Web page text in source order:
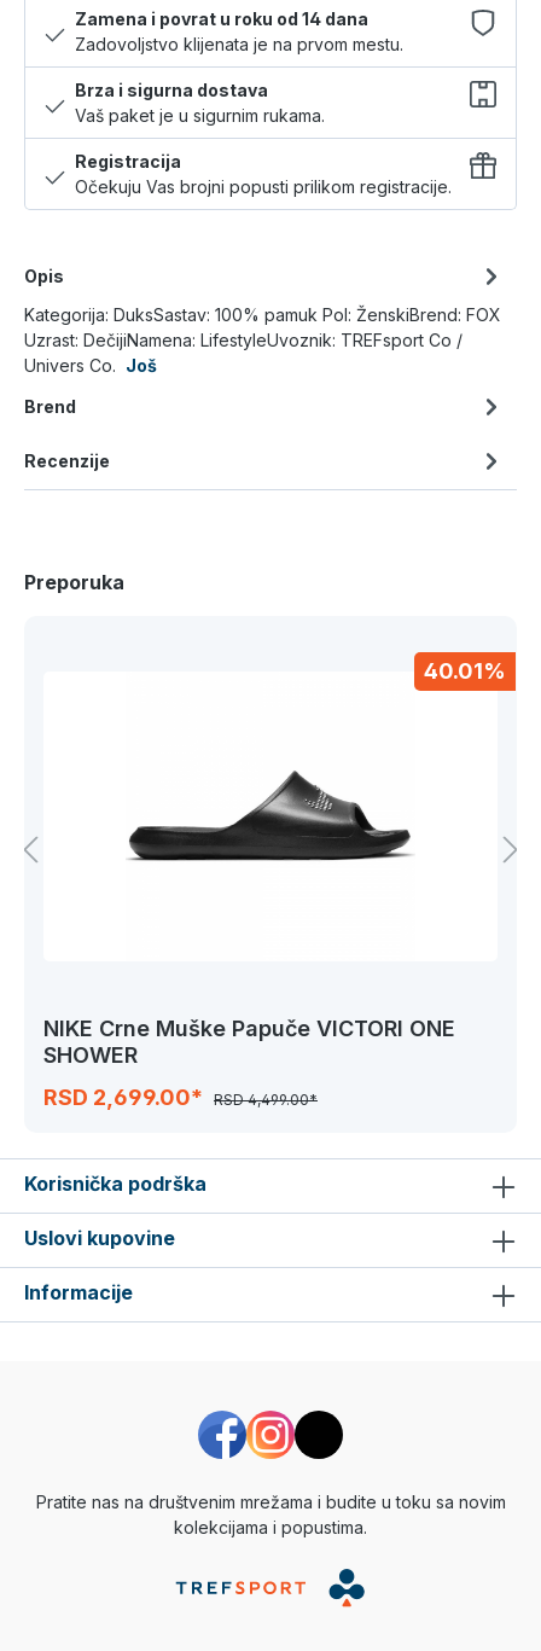
Zamena i povrat u roku od 14 dana
Zadovoljstvo klijenata je na prvom mestu.
Brza i sigurna dostava
Vaš paket je u sigurnim rukama.
Registracija
Očekuju Vas brojni popusti prilikom registracije.
Opis
Kategorija: DuksSastav: 100% pamuk Pol: ŽenskiBrend: FOX
Uzrast: DečijiNamena: LifestyleUvoznik: TREFsport Co /
Univers Co. Još
Brend
Recenzije
Preporuka
40.01%
NIKE Crne Muške Papuče VICTORI ONE
SHOWER
RSD 2,699.00*
RSD 4,499.00*
Korisnička podrška
Uslovi kupovine
Informacije
Pratite nas na društvenim mrežama i budite u toku sa novim
kolekcijama i popustima.